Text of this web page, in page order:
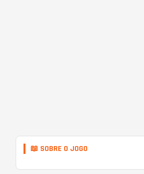
📖 SOBRE O JOGO